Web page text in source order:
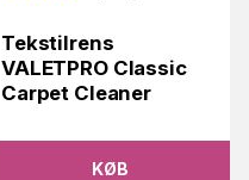
Tekstilrens
VALETPRO Classic
Carpet Cleaner
KØB